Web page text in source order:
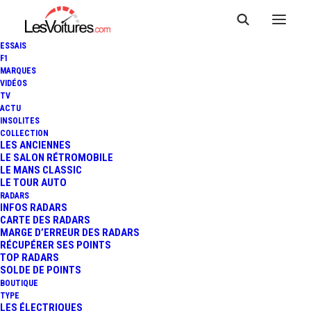
ESSAIS
F1
MARQUES
VIDÉOS
TV
ACTU
INSOLITES
COLLECTION
LES ANCIENNES
LE SALON RÉTROMOBILE
LE MANS CLASSIC
LE TOUR AUTO
RADARS
INFOS RADARS
CARTE DES RADARS
MARGE D’ERREUR DES RADARS
RÉCUPÉRER SES POINTS
TOP RADARS
SOLDE DE POINTS
BOUTIQUE
TYPE
LES ÉLECTRIQUES